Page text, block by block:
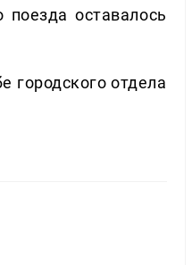
оставалось
городского отдела